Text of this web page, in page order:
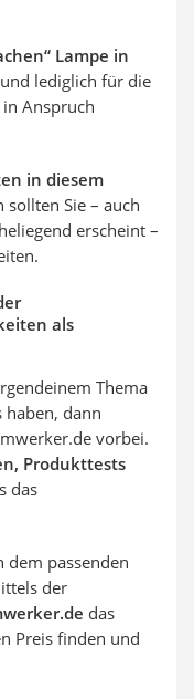
Lampe in
lediglich für die
Anspruch
in diesem
sollten Sie – auch
erscheint –
als
Thema
haben, dann
vorbei.
Produkttests
das
dem passenden
der
das
Preis finden und